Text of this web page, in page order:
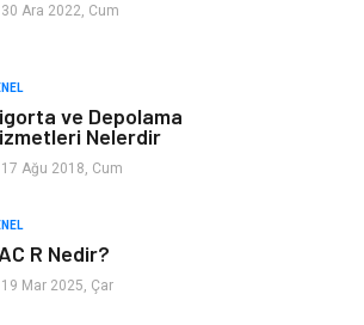
Hobi
Bilgisayar &
Yazılım
Ev İşleri
Ara 2022, Cum
ve Depolama
Nelerdir
Ağu 2018, Cum
R Nedir?
Mar 2025, Çar